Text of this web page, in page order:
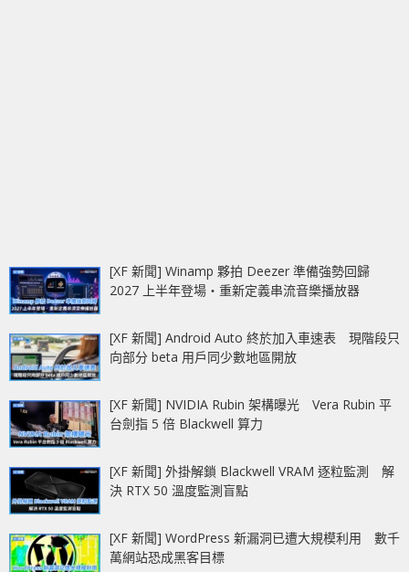
[XF 新聞] Winamp 夥拍 Deezer 準備強勢回歸
2027 上半年登場‧重新定義串流音樂播放器
[XF 新聞] Android Auto 終於加入車速表 現階段只
向部分 beta 用戶同少數地區開放
[XF 新聞] NVIDIA Rubin 架構曝光 Vera Rubin 平
台劍指 5 倍 Blackwell 算力
[XF 新聞] 外掛解鎖 Blackwell VRAM 逐粒監測 解
決 RTX 50 溫度監測盲點
[XF 新聞] WordPress 新漏洞已遭大規模利用 數千
萬網站恐成黑客目標